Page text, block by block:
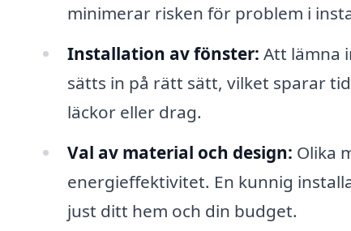
minimerar risken för problem i
Installation av fönster: Att lämna
sätts in på rätt sätt, vilket sparar
läckor eller drag.
Val av material och design: Olika
energieffektivitet. En kunnig
just ditt hem och din budget.